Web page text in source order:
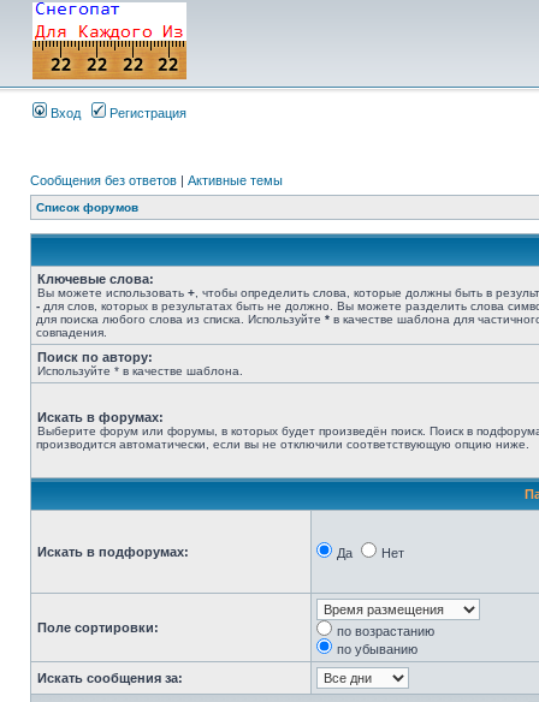
Вход Регистрация
Сообщения без ответов | Активные темы
Список форумов
Ключевые слова:
Вы можете использовать + , чтобы определить слова, которые должны быть в
- для слов, которых в результатах быть не должно. Вы можете разделить слова
для поиска любого слова из списка. Используйте * в качестве шаблона для
совпадения.
Поиск по автору:
Используйте * в качестве шаблона.
Искать в форумах:
Выберите форум или форумы, в которых будет произведён поиск. Поиск в
производится автоматически, если вы не отключили соответствующую опцию ниже.
Искать в подфорумах: Да Нет
Поле сортировки:
по возрастанию
по убыванию
Искать сообщения за: